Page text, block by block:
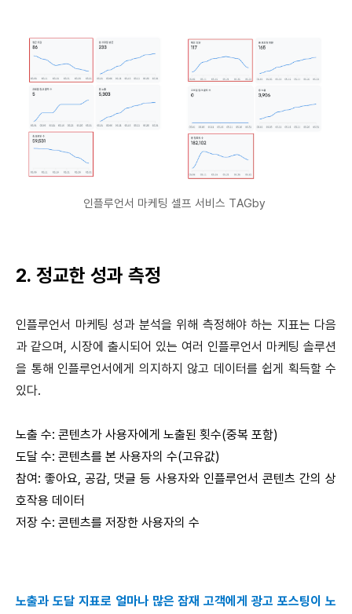
인플루언서 마케팅 셀프 서비스 TAGby
2. 정교한 성과 측정
인플루언서 마케팅 성과 분석을 위해 측정해야 하는 지표는 다음
과 같으며, 시장에 출시되어 있는 여러 인플루언서 마케팅 솔루션
을 통해 인플루언서에게 의지하지 않고 데이터를 쉽게 획득할 수
있다.
노출 수: 콘텐츠가 사용자에게 노출된 횟수(중복 포함)
도달 수: 콘텐츠를 본 사용자의 수(고유값)
참여: 좋아요, 공감, 댓글 등 사용자와 인플루언서 콘텐츠 간의 상
호작용 데이터
저장 수: 콘텐츠를 저장한 사용자의 수
노출과 도달 지표로 얼마나 많은 잠재 고객에게 광고 포스팅이 노